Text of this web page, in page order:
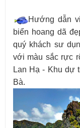
Hướng dẫn
biển hoang dã
quý khách sư
với màu sắc rực
Lan Hạ - Khu dự
Bà.